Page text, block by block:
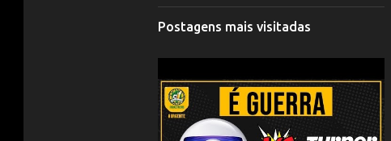
Postagens mais visitadas